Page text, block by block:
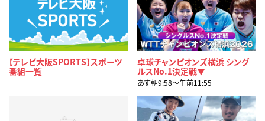
【テレビ大阪SPORTS】スポーツ
番組一覧
卓球チャンピオンズ横浜 シング
ルスNo.1決定戦▼
あす朝9:58〜午前11:55